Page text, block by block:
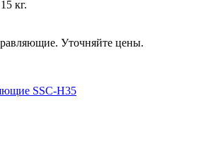
кг.
Уточняйте цены.
SSC-H35